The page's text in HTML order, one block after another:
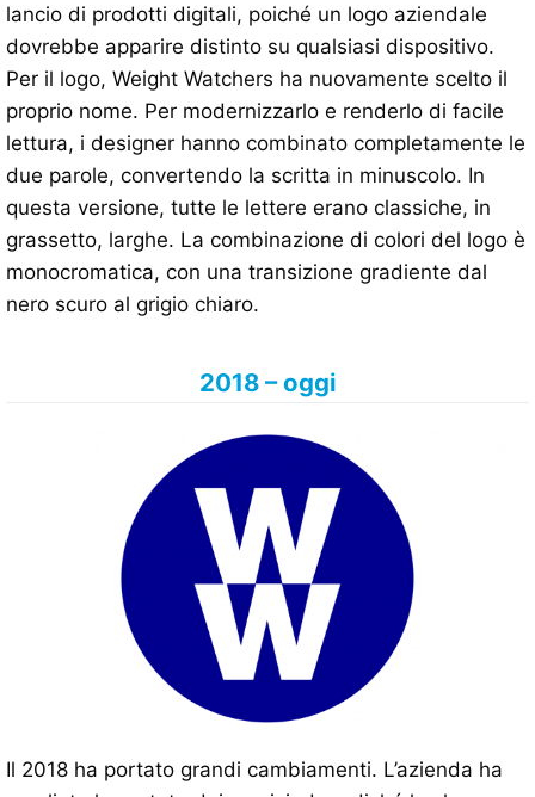
lancio di prodotti digitali, poiché un logo aziendale
dovrebbe apparire distinto su qualsiasi dispositivo.
Per il logo, Weight Watchers ha nuovamente scelto il
proprio nome. Per modernizzarlo e renderlo di facile
lettura, i designer hanno combinato completamente le
due parole, convertendo la scritta in minuscolo. In
questa versione, tutte le lettere erano classiche, in
grassetto, larghe. La combinazione di colori del logo è
monocromatica, con una transizione gradiente dal
nero scuro al grigio chiaro.
2018 – oggi
Il 2018 ha portato grandi cambiamenti. L’azienda ha